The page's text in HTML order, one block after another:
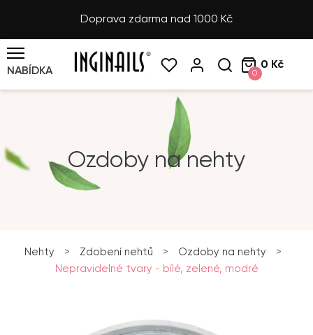
Doprava zdarma nad 1000 Kč
NABÍDKA 0
0 Kč
Ozdoby na nehty
Nehty > Zdobení nehtů > Ozdoby na nehty
>
Nepravidelné tvary - bílé, zelené, modré